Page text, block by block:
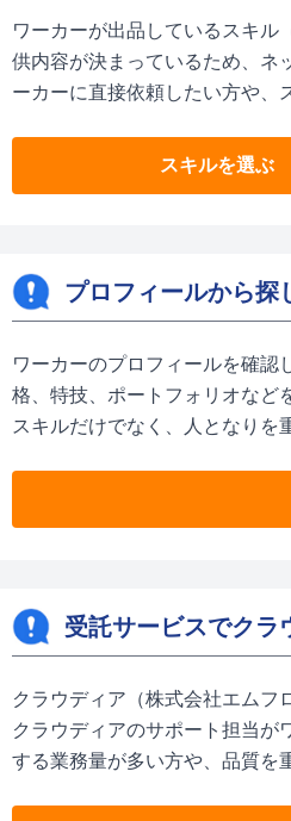
ワーカーが出品しているスキル
供内容が決まっているため、ネ
ーカーに直接依頼したい方や、
スキルを選ぶ
プロフィールから
ワーカーのプロフィールを確認
格、特技、ポートフォリオなど
スキルだけでなく、人となりを
受託サービスでクラ
クラウディア（株式会社エムフ
クラウディアのサポート担当が
する業務量が多い方や、品質を